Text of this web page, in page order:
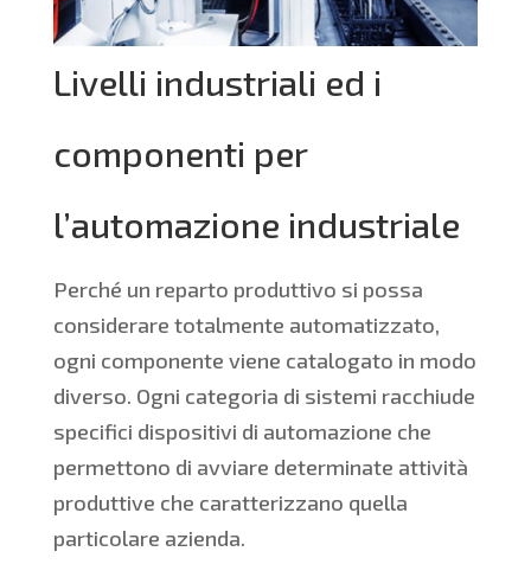
Livelli industriali ed i
componenti per
l’automazione industriale
Perché un reparto produttivo si possa
considerare totalmente automatizzato,
ogni componente viene catalogato in modo
diverso. Ogni categoria di sistemi racchiude
specifici dispositivi di automazione che
permettono di avviare determinate attività
produttive che caratterizzano quella
particolare azienda.